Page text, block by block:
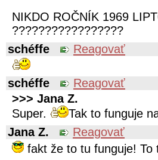
NIKDO ROČNÍK 1969
?????????????????
schéffe
Reagovať
schéffe
Reagovať
>>> Jana Z.
Super.
Tak to funguje
Jana Z.
Reagovať
fakt že to tu funguje! To